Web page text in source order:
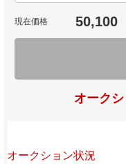
現在価格 50,100
オーク
オークション状況